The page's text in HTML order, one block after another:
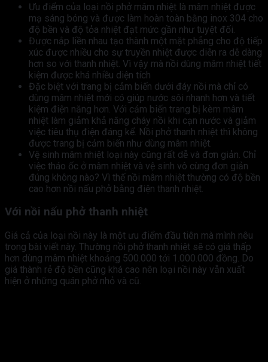
Ưu điểm của loại nồi phở mâm nhiệt là mâm nhiệt được
mạ sáng bóng và được làm hoàn toàn bằng inox 304 cho
độ bền và độ tỏa nhiệt đạt mức gần như tuyệt đối.
Được nắp liền nhau tạo thành một mặt phẳng cho độ tiếp
xúc được nhiều cho sự truyền nhiệt được diễn ra dễ dàng
hơn so với thanh nhiệt. Vì vậy mà nồi dùng mâm nhiệt tiết
kiệm được khá nhiều diện tích
Đặc biệt với trang bị cảm biến dưới đáy nồi mà chỉ có
dùng mâm nhiệt mới có giúp nước sôi nhanh hơn và tiết
kiệm điện năng hơn. Với cảm biến trang bị kèm mâm
nhiệt làm giảm khả năng cháy nồi khi cạn nước và giảm
việc tiêu thụ điện đáng kể. Nồi phở thanh nhiệt thì không
được trang bị cảm biến như dùng mâm nhiệt.
Vệ sinh mâm nhiệt loại này cũng rất dễ và đơn giản. Chỉ
việc tháo ốc ở mâm nhiệt và vệ sinh vô cùng đơn giản
đúng không nào? Vì thế nồi mâm nhiệt thường có độ bền
cao hơn nồi nấu phở bằng điện thanh nhiệt.
Với nồi nấu phở thanh nhiệt
Giá cả của loại nồi này là một ưu điểm đầu tiên mà mình nêu
trong bài viết này. Thường nồi phở thanh nhiệt sẽ có giá thấp
hơn dùng mâm nhiệt khoảng 500.000 tới 1.000.000 đồng. Do
giá thành rẻ độ bền cũng khá cao nên loại nồi này vẫn xuất
hiện ở những quán phở nhỏ và cũ.